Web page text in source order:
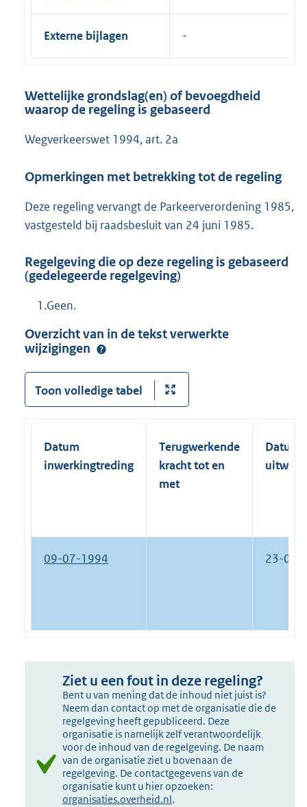
Externe bijlagen
Wettelijke grondslag(en) of bevoegdheid
waarop de regeling is gebaseerd
Wegverkeerswet 1994, art. 2a
Opmerkingen met betrekking tot de regeling
Deze regeling vervangt de Parkeerverordening 1985,
vastgesteld bij raadsbesluit van 24 juni 1985.
Regelgeving die op deze regeling is gebaseerd
(gedelegeerde regelgeving)
1.Geen.
Overzicht van in de tekst verwerkte
wijzigingen
Toon volledige tabel
Datum
inwerkingtreding
Terugwerkende
kracht tot en
met
Datum
09-07-1994 23-01-
Ziet u een fout in deze regeling?
Bent u van mening dat de inhoud niet juist is?
Neem dan contact op met de organisatie die de
regelgeving heeft gepubliceerd. Deze
organisatie is namelijk zelf verantwoordelijk
voor de inhoud van de regelgeving. De naam
van de organisatie ziet u bovenaan de
regelgeving. De contactgegevens van de
organisatie kunt u hier opzoeken:
organisaties.overheid.nl.